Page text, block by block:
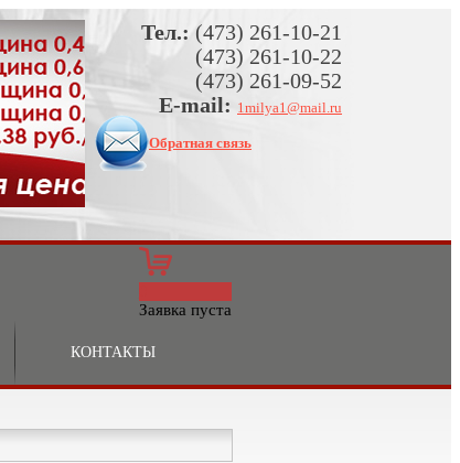
Тел.: (473) 261-10-21
(473) 261-10-22
(473) 261-09-52
E-mail: 1milya1@mail.ru
Обратная связь
Заявка пуста
КОНТАКТЫ